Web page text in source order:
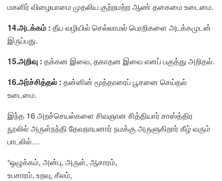
மகளிர் விழையாமை முதலிய குற்றமற்ற ஆண் தகைமை உடைமை.
14.அடக்கம் : தீய வழியில் செல்லாமல் பொறிகளை அடக்கமுடன்
இருப்பது.
15.அறிவு : தக்கன இவை, தகாதன இவை எனப் பகுத்து அறிதல்.
16.அர்ச்சித்தல் : தன்னின் மூத்தாரைப் பூசனை செய்தல்
உடைமை.
இந்த 16 அறச்செயல்களை சிவஞான சித்தியார் சாஸ்த்திர
நூலில் அருள்நந்தி தேவநாயனார் நமக்கு அருளுகிறார் கீழ் வரும்
பாடலில்…
“ஒழுக்கம், அன்பு, அருள், ஆசாரம்,
உபசாரம், உறவு, சீலம்,